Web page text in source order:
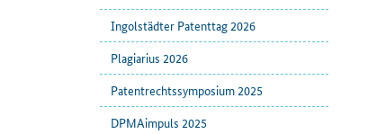
Ingolstädter Patenttag 2026
Plagiarius 2026
Patentrechtssymposium 2025
DPMAimpuls 2025